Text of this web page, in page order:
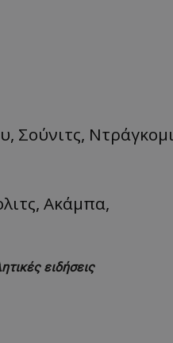
Σούνιτς,
Ακάμπα,
ειδήσεις